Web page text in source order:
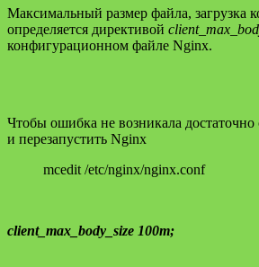
Максимальный размер файла, загрузка
определяется директивой
конфигурационном файле Nginx.
Чтобы ошибка не возникала достаточно
и перезапустить Nginx
mcedit /etc/nginx/nginx.conf
client_max_body_size 100m;